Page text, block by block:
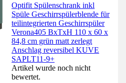
Optifit Spülenschrank inkl
Spüle Geschirrspülerblende für
teilintegrierten Geschirrspüler
Verona405 BxTxH 110 x 60 x
84,8 cm grün matt zerlegt
Anschlag reversibel KUVE
SAPLT11-9+
Artikel wurde noch nicht
bewertet.